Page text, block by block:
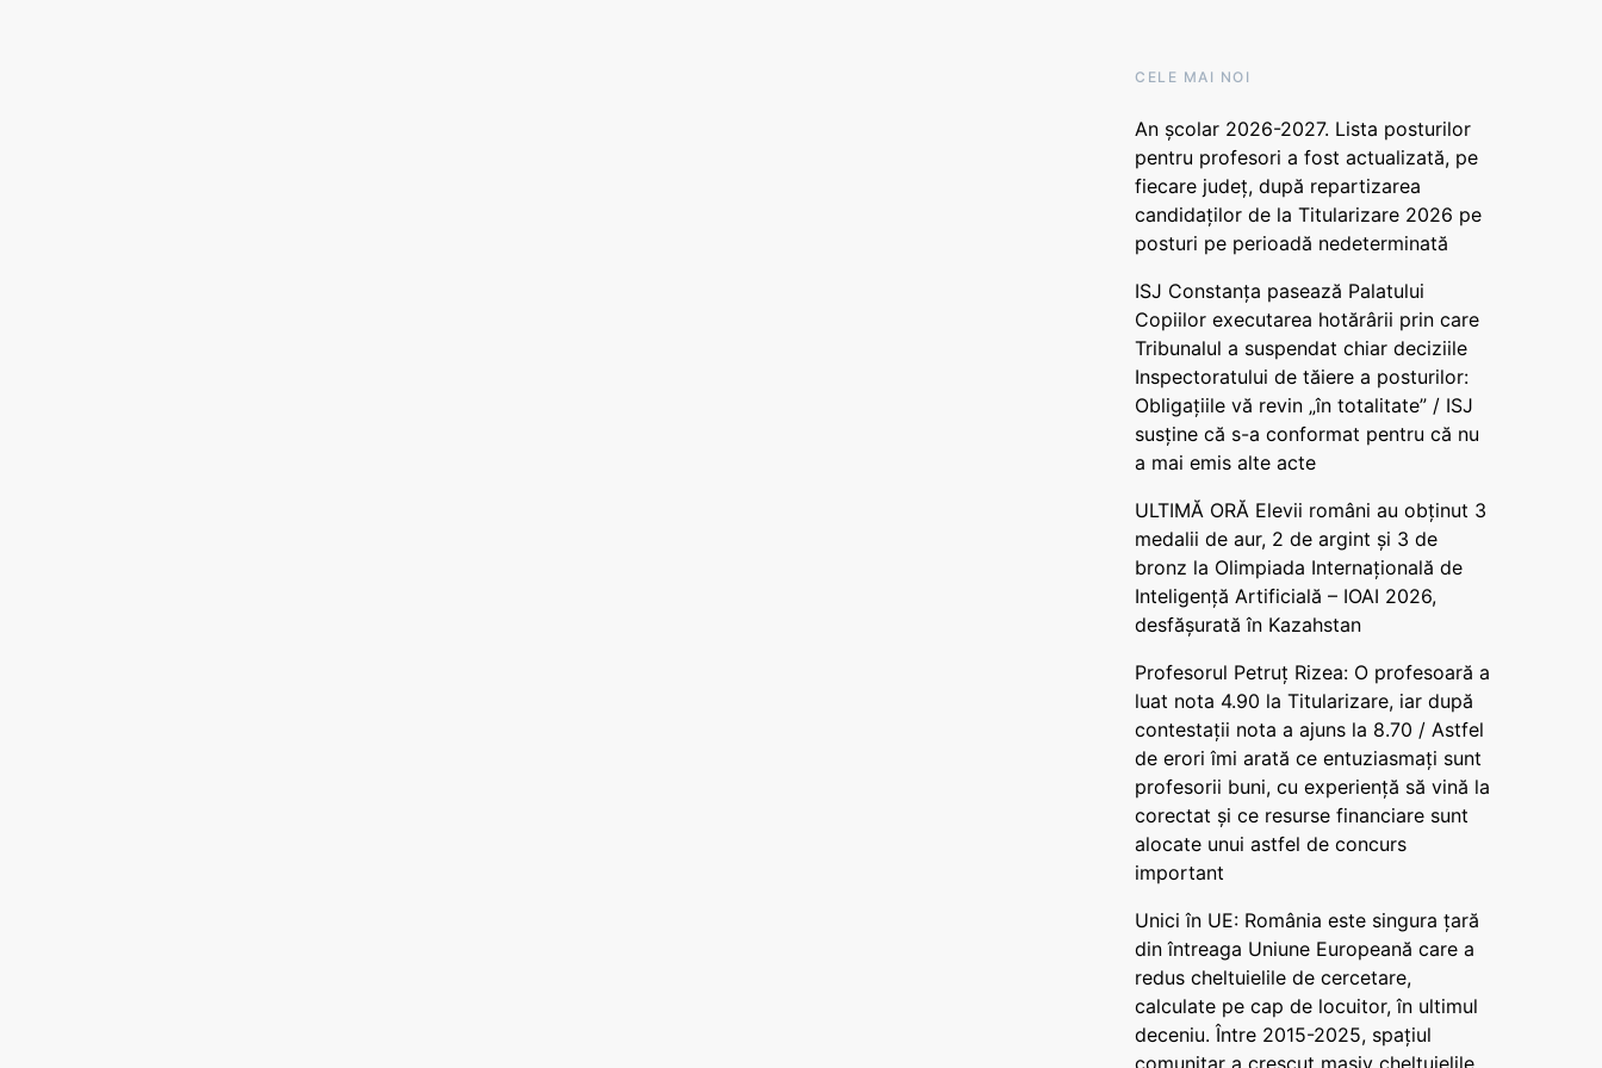
CELE MAI NOI
An școlar 2026-2027. Lista posturilor
pentru profesori a fost actualizată, pe
fiecare județ, după repartizarea
candidaților de la Titularizare 2026 pe
posturi pe perioadă nedeterminată
ISJ Constanța pasează Palatului
Copiilor executarea hotărârii prin care
Tribunalul a suspendat chiar deciziile
Inspectoratului de tăiere a posturilor:
Obligațiile vă revin „în totalitate” / ISJ
susține că s-a conformat pentru că nu
a mai emis alte acte
ULTIMĂ ORĂ Elevii români au obținut 3
medalii de aur, 2 de argint și 3 de
bronz la Olimpiada Internațională de
Inteligență Artificială – IOAI 2026,
desfășurată în Kazahstan
Profesorul Petruț Rizea: O profesoară a
luat nota 4.90 la Titularizare, iar după
contestații nota a ajuns la 8.70 / Astfel
de erori îmi arată ce entuziasmați sunt
profesorii buni, cu experiență să vină la
corectat și ce resurse financiare sunt
alocate unui astfel de concurs
important
Unici în UE: România este singura țară
din întreaga Uniune Europeană care a
redus cheltuielile de cercetare,
calculate pe cap de locuitor, în ultimul
deceniu. Între 2015-2025, spațiul
comunitar a crescut masiv cheltuielile